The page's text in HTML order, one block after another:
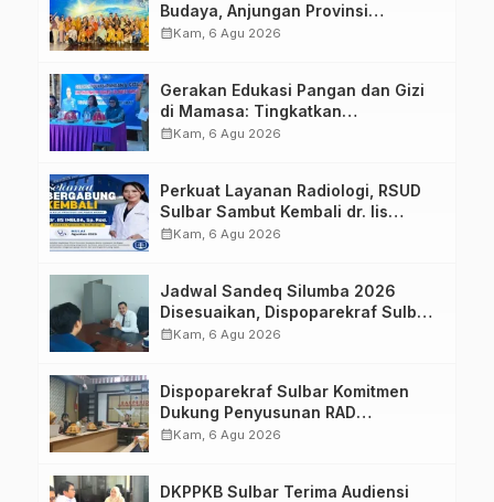
Budaya, Anjungan Provinsi
Sulawesi Barat Perkuat Kolaborasi
calendar_monthKam, 6 Agu 2026
Gerakan Edukasi Pangan dan Gizi
di Mamasa: Tingkatkan
Pengetahuan dan Keterampilan
calendar_monthKam, 6 Agu 2026
Perkuat Layanan Radiologi, RSUD
Sulbar Sambut Kembali dr. Iis
Imelda, Sp.Rad
calendar_monthKam, 6 Agu 2026
Jadwal Sandeq Silumba 2026
Disesuaikan, Dispoparekraf Sulbar
Pastikan Persiapan Tetap
calendar_monthKam, 6 Agu 2026
Dispoparekraf Sulbar Komitmen
Dukung Penyusunan RAD
TPB/SDGs Sulawesi Barat
calendar_monthKam, 6 Agu 2026
DKPPKB Sulbar Terima Audiensi